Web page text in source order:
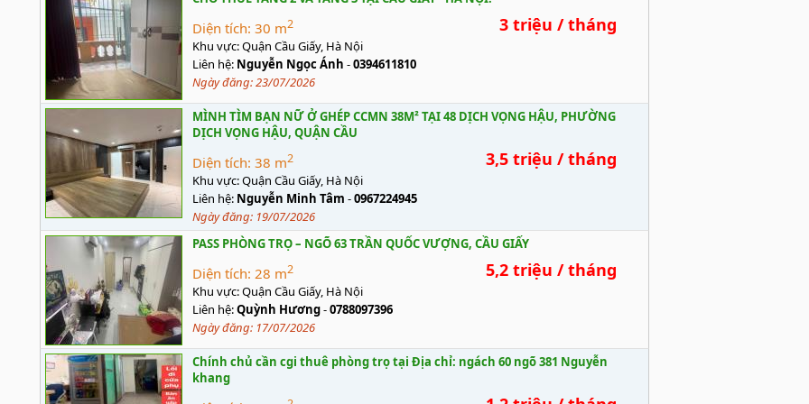
Diện tích: 30 m2 3 triệu / tháng
Khu vực:Quận Cầu Giấy, Hà Nội
Liên hệ: Nguyễn Ngọc Ánh -0394611810
Ngày đăng:23/07/2026
MÌNH TÌM BẠN NỮ Ở GHÉP CCMN 38M² TẠI 48 DỊCH VỌNG HẬU, PHƯỜNG
DỊCH VỌNG HẬU, QUẬN CẦU
Diện tích: 38 m2 3,5 triệu / tháng
Khu vực:Quận Cầu Giấy, Hà Nội
Liên hệ: Nguyễn Minh Tâm -0967224945
Ngày đăng: 19/07/2026
PASS PHÒNG TRỌ – NGÕ 63 TRẦN QUỐC VƯỢNG, CẦU GIẤY
Diện tích: 28 m2 5,2 triệu / tháng
Khu vực:Quận Cầu Giấy, Hà Nội
Liên hệ:Quỳnh Hương-0788097396
Ngày đăng: 17/07/2026
Chính chủ cần cgi thuê phòng trọ tại Địa chỉ: ngách 60 ngõ 381 Nguyễn
khang